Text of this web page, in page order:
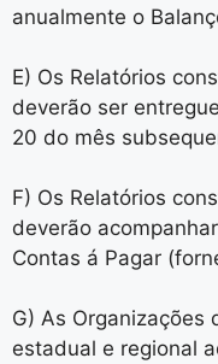
anualmente o
E) Os Relatórios
deverão ser
20 do mês
F) Os Relatórios
deverão
Contas á Pagar
G) As Organizações
estadual e regional